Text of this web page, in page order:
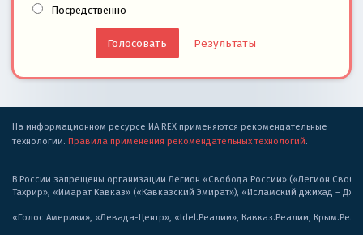
Посредственно
Результаты
На информационном ресурсе ИА REX применяются рекомендательные
технологии. Правила применения рекомендательных технологий.
В России запрещены организации Легион «Свобода России» («Легион
Тахрир», «Имарат Кавказ» («Кавказский Эмират»), «Исламский джихад –
«Голос Америки», «Левада-Центр», «Idel.Реалии», Кавказ.Реалии,